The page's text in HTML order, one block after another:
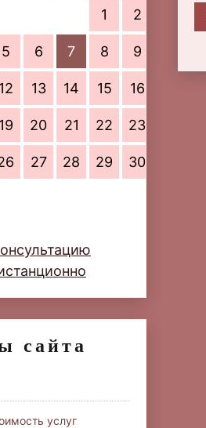
1 2
5 6 7 8 9
12 13 14 15 16
19 20 21 22 23
27 28 29 30
сайта
услуг